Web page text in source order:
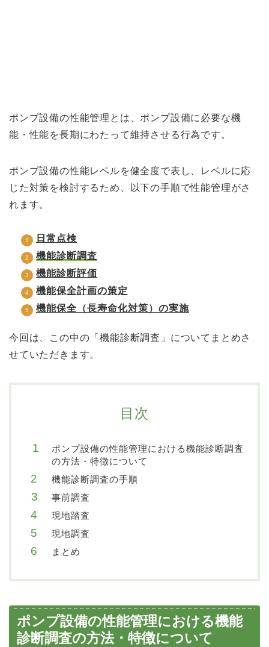
ポンプ設備の性能管理とは、ポンプ設備に必要な機
能・性能を長期にわたって維持させる行為です。
ポンプ設備の性能レベルを健全度で表し、レベルに応
じた対策を検討するため、以下の手順で性能管理がさ
れます。
日常点検
機能診断調査
機能診断評価
機能保全計画の策定
機能保全（長寿命化対策）の実施
今回は、この中の「機能診断調査」についてまとめさ
せていただきます。
目次
ポンプ設備の性能管理における機能診断調査
の方法・特徴について
機能診断調査の手順
事前調査
現地踏査
現地調査
まとめ
ポンプ設備の性能管理における機能
診断調査の方法・特徴について